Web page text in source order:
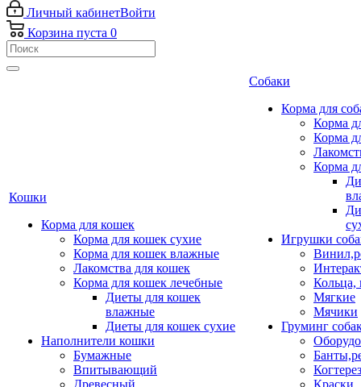
Личный кабинетВойти
Корзина пуста 0
Кошки
Корма для кошек
Корма для кошек сухие
Корма для кошек влажные
Лакомства для кошек
Корма для кошек лечебные
Диеты для кошек
влажные
Диеты для кошек сухие
Наполнители кошки
Бумажные
Впитывающий
Древесный
Собаки
Корма для
Корма
Корма
Корма
Игрушки
Кольца,
Мягкие
Мячики
Груминг
Краски